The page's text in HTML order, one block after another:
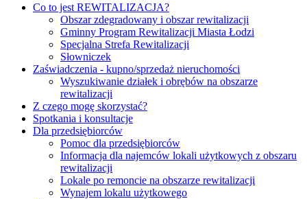
Co to jest REWITALIZACJA?
Obszar zdegradowany i obszar rewitalizacji
Gminny Program Rewitalizacji Miasta Łodzi
Specjalna Strefa Rewitalizacji
Słowniczek
Zaświadczenia - kupno/sprzedaż nieruchomości
Wyszukiwanie działek i obrębów na obszarze
rewitalizacji
Z czego mogę skorzystać?
Spotkania i konsultacje
Dla przedsiębiorców
Pomoc dla przedsiębiorców
Informacja dla najemców lokali użytkowych z obszaru
rewitalizacji
Lokale po remoncie na obszarze rewitalizacji
Wynajem lokalu użytkowego